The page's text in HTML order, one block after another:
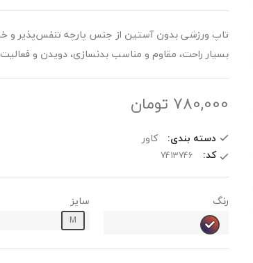
تاپ ورزشی بدون آستین از جنس پارچه تنفس‌پذیر و
بسیار راحت، مقاوم و مناسب بدنسازی، دویدن و
780,000 تومان
دسته بندی: کاور
کد:
رنگ سایز
M